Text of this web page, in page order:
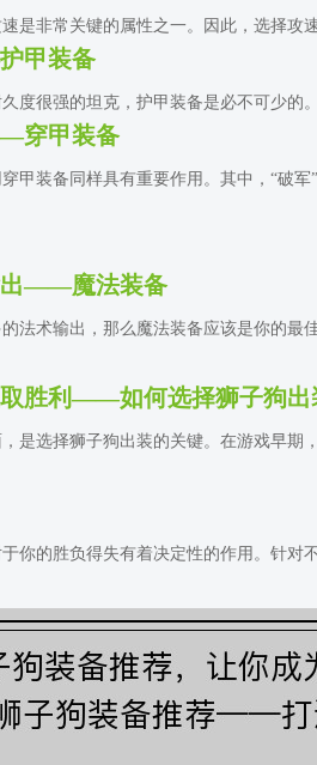
是非常关键的属性之一。因此，选择攻
甲装备
度很强的坦克，护甲装备是必不可少的
穿甲装备
甲装备同样具有重要作用。其中，“破
出——魔法装备
法术输出，那么魔法装备应该是你的最
胜利——如何选择狮子狗出
是选择狮子狗出装的关键。在游戏早
你的胜负得失有着决定性的作用。针